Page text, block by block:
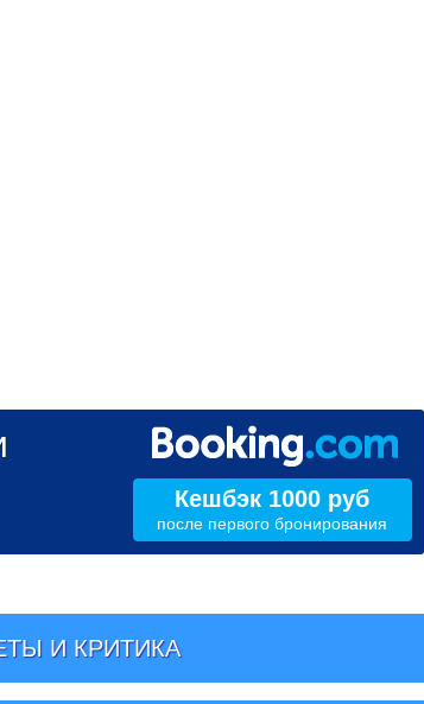
Кешбэк 1000 руб
после первого бронирования
И КРИТИКА